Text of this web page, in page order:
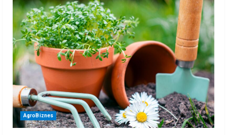
AgroBiznes